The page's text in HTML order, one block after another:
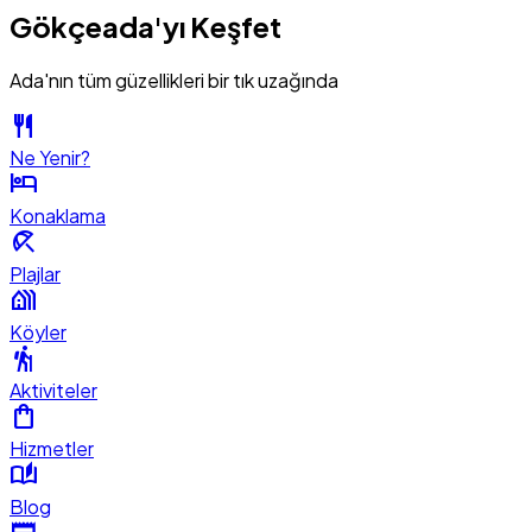
Gökçeada'yı Keşfet
Ada'nın tüm güzellikleri bir tık uzağında
restaurant
Ne Yenir?
hotel
Konaklama
beach_access
Plajlar
holiday_village
Köyler
hiking
Aktiviteler
shopping_bag
Hizmetler
auto_stories
Blog